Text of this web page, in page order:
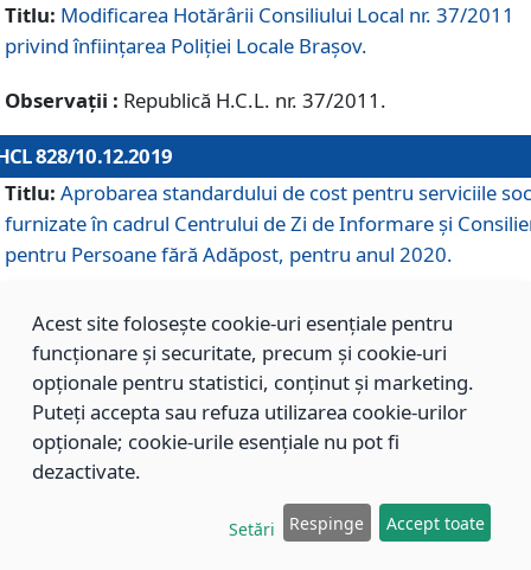
Titlu: Modificarea Hotărârii Consiliului Local nr. 37/2011
privind înființarea Poliției Locale Brașov.
Observații : Republică H.C.L. nr. 37/2011.
828/10.12.2019
Titlu: Aprobarea standardului de cost pentru serviciile
furnizate în cadrul Centrului de Zi de Informare și
pentru Persoane fără Adăpost, pentru anul 2020.
827/10.12.2019
Aprobarea standardului de cost pentru serviciile
furnizate în cadrul Centrului Rezidențial pentru Persoane
Adăpost, pentru anul 2020.
Aprobarea standardului de cost pentru serviciile
Acest site folosește cookie-uri esențiale pentru
funcționare și securitate, precum și cookie-uri
opționale pentru statistici, conținut și marketing.
Puteți accepta sau refuza utilizarea cookie-urilor
opționale; cookie-urile esențiale nu pot fi
dezactivate.
Setări Respinge Accept toate